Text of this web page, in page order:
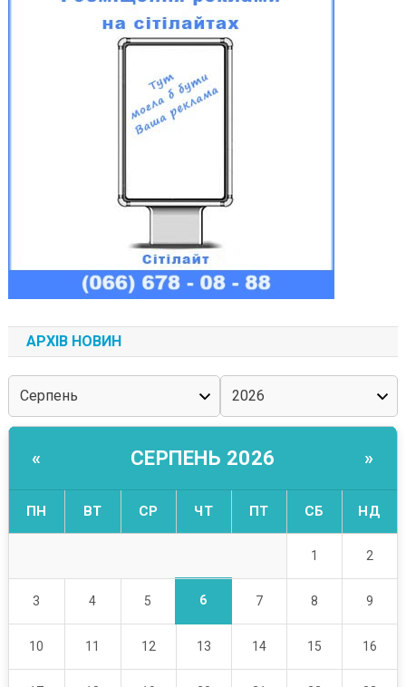
АРХІВ НОВИН
« СЕРПЕНЬ 2026 »
ПН ВТ СР ЧТ ПТ СБ НД
1 2
3 4 5 6 7 8 9
10 11 12 13 14 15 16